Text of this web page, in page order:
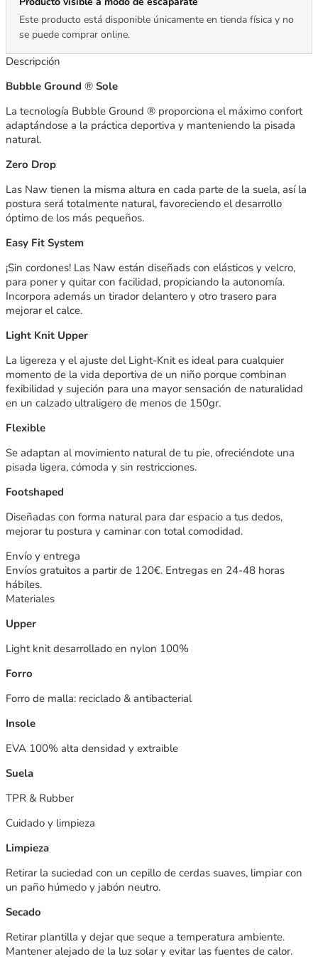
Este producto está disponible únicamente en tienda física y no
se puede comprar online.
Descripción
Bubble Ground ® Sole
La tecnología Bubble Ground ® proporciona el máximo confort
adaptándose a la práctica deportiva y manteniendo la pisada
natural.
Zero Drop
Las Naw tienen la misma altura en cada parte de la suela, así la
postura será totalmente natural, favoreciendo el desarrollo
óptimo de los más pequeños.
Easy Fit System
¡Sin cordones! Las Naw están diseñads con elásticos y velcro,
para poner y quitar con facilidad, propiciando la autonomía.
Incorpora además un tirador delantero y otro trasero para
mejorar el calce.
Light Knit Upper
La ligereza y el ajuste del Light-Knit es ideal para cualquier
momento de la vida deportiva de un niño porque combinan
fexibilidad y sujeción para una mayor sensación de naturalidad
en un calzado ultraligero de menos de 150gr.
Flexible
Se adaptan al movimiento natural de tu pie, ofreciéndote una
pisada ligera, cómoda y sin restricciones.
Footshaped
Diseñadas con forma natural para dar espacio a tus dedos,
mejorar tu postura y caminar con total comodidad.
Envío y entrega
Envíos gratuitos a partir de 120€. Entregas en 24-48 horas
hábiles.
Materiales
Upper
Light knit desarrollado en nylon 100%
Forro
Forro de malla: reciclado & antibacterial
Insole
EVA 100% alta densidad y extraible
Suela
TPR & Rubber
Cuidado y limpieza
Limpieza
Retirar la suciedad con un cepillo de cerdas suaves, limpiar con
un paño húmedo y jabón neutro.
Secado
Retirar plantilla y dejar que seque a temperatura ambiente.
Mantener alejado de la luz solar y evitar las fuentes de calor.